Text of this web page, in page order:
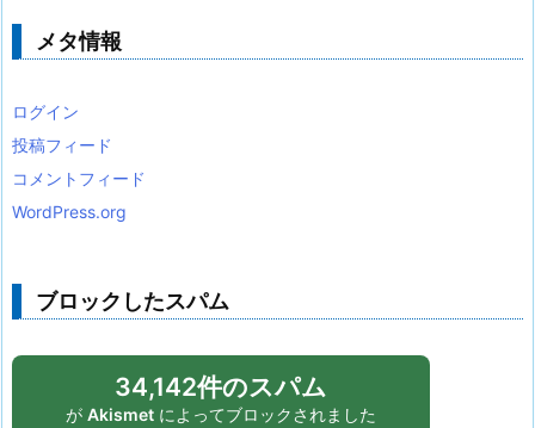
メタ情報
ログイン
投稿フィード
コメントフィード
WordPress.org
ブロックしたスパム
34,142件のスパム
が Akismet によってブロックされました